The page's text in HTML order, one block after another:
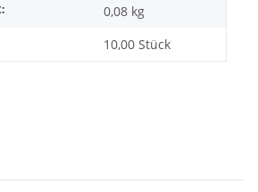
0,08 kg
10,00 Stück